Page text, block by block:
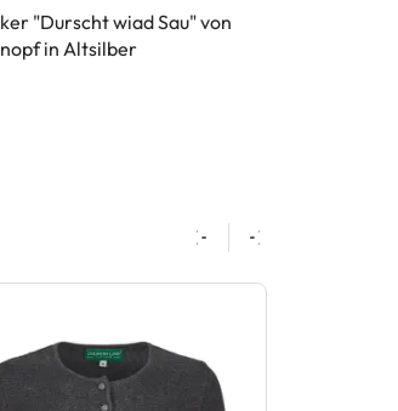
"Durscht wiad Sau" von
in Altsilber